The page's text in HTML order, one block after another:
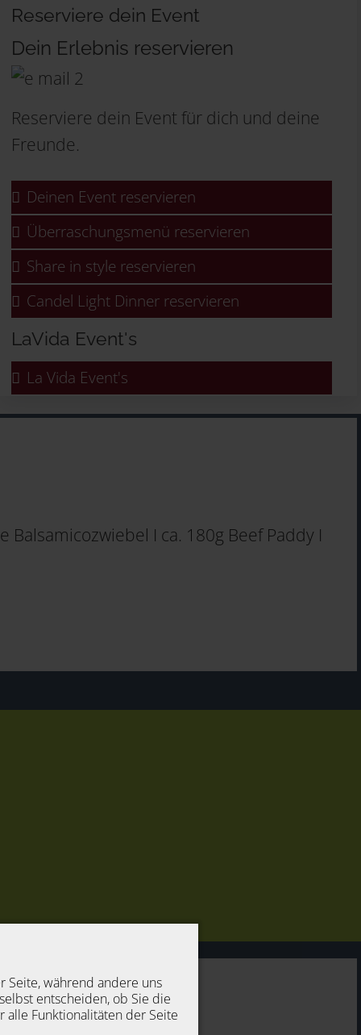
Reserviere dein Event
Dein Erlebnis reservieren
Reserviere dein Event für dich und deine
Freunde.
Deinen Event reservieren
Überraschungsmenü reservieren
Share in style reservieren
Candel Light Dinner reservieren
LaVida Event's
La Vida Event's
I ca. 180g Beef Paddy I
Seite, während andere uns
entscheiden, ob Sie die
alle Funktionalitäten der Seite